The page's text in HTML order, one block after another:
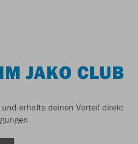
JAKO CLUB
erhalte deinen Vorteil direkt